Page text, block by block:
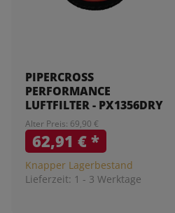
PIPERCROSS
PERFORMANCE
LUFTFILTER - PX1356DRY
Alter Preis: 69,90 €
62,91 €*
Knapper Lagerbestand
Lieferzeit: 1 - 3 Werktage